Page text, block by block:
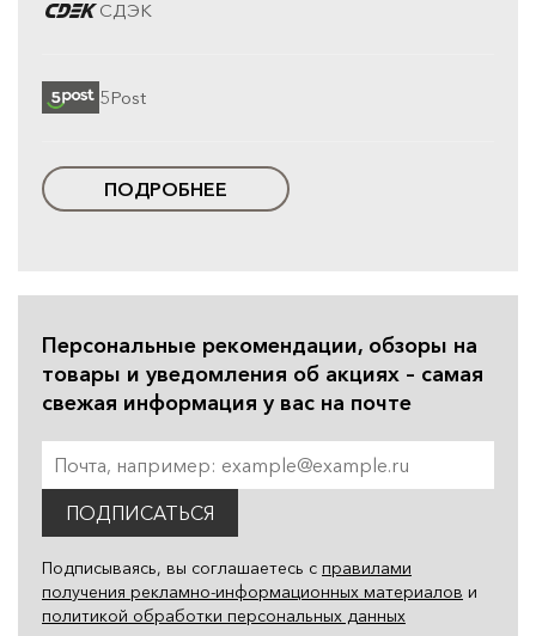
СДЭК
5Post
ПОДРОБНЕЕ
Персональные рекомендации, обзоры на
товары и уведомления об акциях – самая
свежая информация у вас на почте
ПОДПИСАТЬСЯ
Подписываясь, вы соглашаетесь с правилами
получения рекламно-информационных материалов и
политикой обработки персональных данных